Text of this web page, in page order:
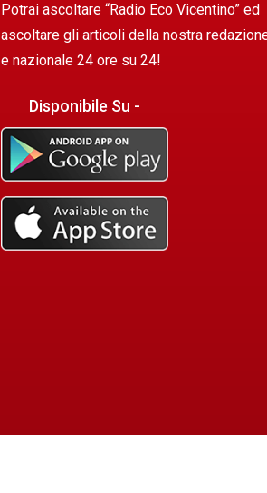
Potrai ascoltare “Radio Eco Vicentino” ed
ascoltare gli articoli della nostra
e nazionale 24 ore su 24!
Disponibile Su -